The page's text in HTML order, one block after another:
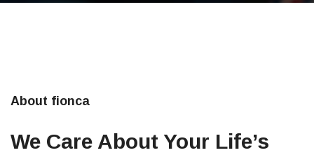
About fionca
We Care About Your Life’s